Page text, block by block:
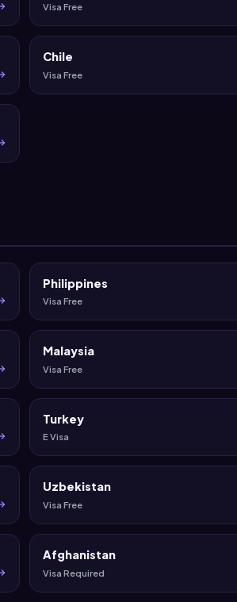
Visa Free
Chile
Visa Free
Philippines
Visa Free
Malaysia
Visa Free
Turkey
E Visa
Uzbekistan
Visa Free
Afghanistan
Visa Required